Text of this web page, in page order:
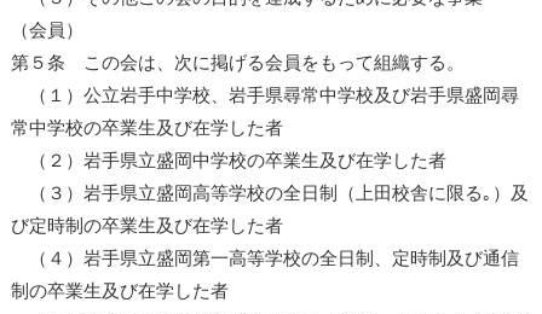
（会員）
第５条 この会は、次に掲げる会員をもって組織する。
（１）公立岩手中学校、岩手県尋常中学校及び岩手県盛岡尋
常中学校の卒業生及び在学した者
（２）岩手県立盛岡中学校の卒業生及び在学した者
（３）岩手県立盛岡高等学校の全日制（上田校舎に限る｡）及
び定時制の卒業生及び在学した者
（４）岩手県立盛岡第一高等学校の全日制、定時制及び通信
制の卒業生及び在学した者